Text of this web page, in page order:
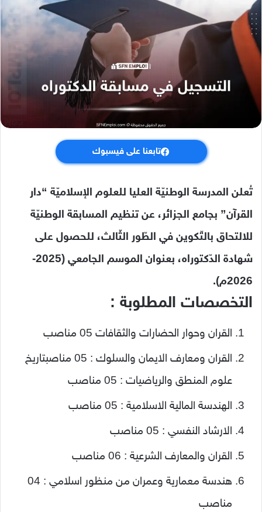
تابعنا على فيسبوك
تُعلن المدرسة الوطنيّة العليا للعلوم الإسلاميّة “دار
القرآن” بجامع الجزائر، عن تنظيم المسابقة الوطنيّة
للالتحاق بالتّكوين في الطّور الثّالث، للحصول على
شهادة الدّكتوراه، بعنوان الموسم الجامعي
(2025-
2026م).
التخصصات المطلوبة :
القران وحوار الحضارات والثقافات 05 مناصب
القران ومعارف الايمان والسلوك : 05 مناصبتاريخ
علوم المنطق والرياضيات : 05 مناصب
الهندسة المالية الاسلامية : 05 مناصب
الارشاد النفسي : 05 مناصب
القران والمعارف الشرعية : 06 مناصب
هندسة معمارية وعمران من منظور اسلامي : 04
مناصب